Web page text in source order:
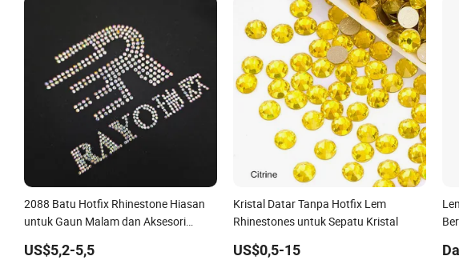
2088 Batu Hotfix Rhinestone Hiasan
untuk Gaun Malam dan Aksesori
US$5,2-5,5
Kristal Datar Tanpa Hotfix Lem
Rhinestones untuk Sepatu Kristal
US$0,5-15